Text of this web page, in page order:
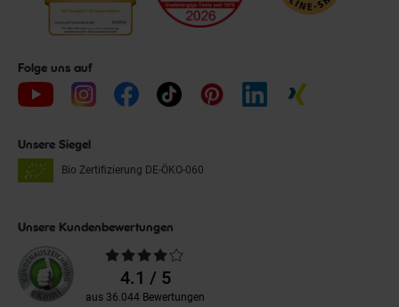
Folge uns auf
Unsere Siegel
Bio Zertifizierung DE-ÖKO-060
Unsere Kundenbewertungen
Durchschnittliche
Bewertungen4.1 / 5
aus 36.044 Bewertungen